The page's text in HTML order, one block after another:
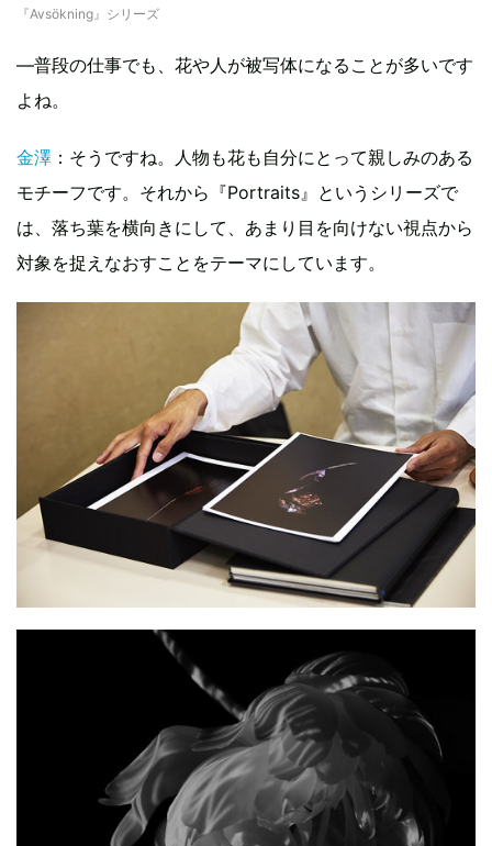
『Avsökning』シリーズ
—普段の仕事でも、花や人が被写体になることが多いです
よね。
金澤 ：そうですね。人物も花も自分にとって親しみのある
モチーフです。それから『Portraits』というシリーズで
は、落ち葉を横向きにして、あまり目を向けない視点から
対象を捉えなおすことをテーマにしています。